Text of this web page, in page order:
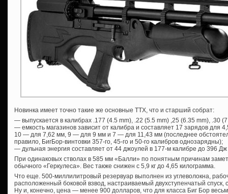
Новинка имеет точно такие же основные ТТХ, что и старший собрат:
— выпускается в калибрах .177 (4.5 mm), .22 (5.5 mm) ,25 (6.35 mm), .30
— емкость магазинов зависит от калибра и составляет 17 зарядов
10 — для 7,62 мм, 9 — для 9 мм и 7 — для 11,43 мм (последнее
правило, БигБор-винтовки 357-го, 45-го и 50-го калибров однозарядны);
— дульная энергия составляет от 44 джоулей в 177-м калибре до 396
При одинаковых стволах в 585 мм «Балли» по понятным причинам
обычного «Геркулеса». Вес также снижен с 5,9 кг до 4,65 килограмма.
Что еще. 500-миллилитровый резервуар выполнен из углеволокна,
расположенный боковой взвод, настраиваемый двухступенчатый
Ну и, конечно, цена — менее 900 долларов, что для класса Биг Бор